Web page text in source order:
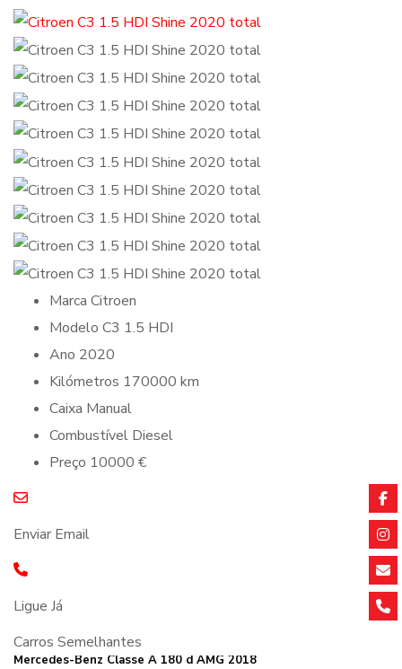
Marca Citroen
Modelo C3 1.5 HDI
Ano 2020
Kilómetros 170000 km
Caixa Manual
Combustível Diesel
Preço 10000 €
Enviar Email
Ligue Já
Carros Semelhantes
Mercedes-Benz Classe A 180 d AMG 2018